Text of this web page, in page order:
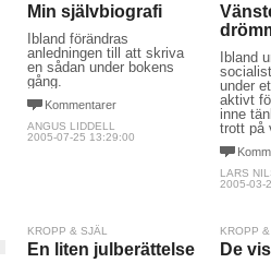
Min självbiografi
Ibland förändras
anledningen till att skriva
en sådan under bokens
gång.
Kommentarer
ANGUS LIDDELL
2005-07-25 13:29:00
Ibland
under
aktivt
inne
trott på
LARS
2005-03-
KROPP & SJÄL
En liten julberättelse
KROPP
De